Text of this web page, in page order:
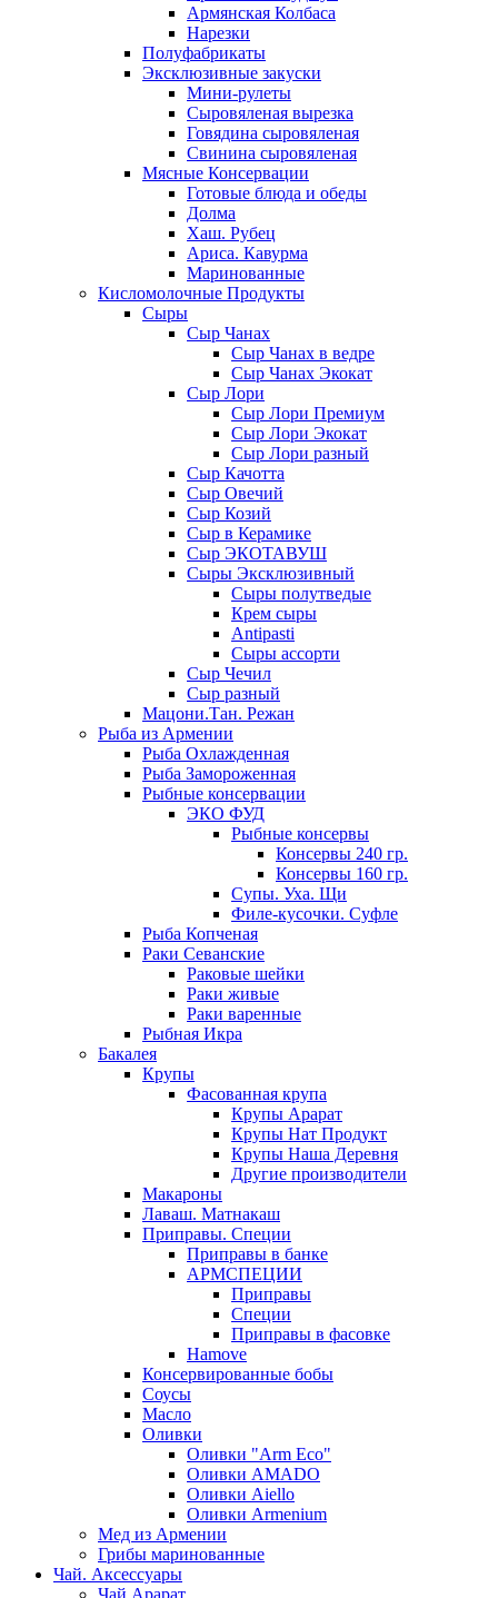
Армянская Колбаса
Нарезки
Полуфабрикаты
Эксклюзивные закуски
Мини-рулеты
Сыровяленая вырезка
Говядина сыровяленая
Свинина сыровяленая
Мясные Консервации
Готовые блюда и обеды
Долма
Хаш. Рубец
Ариса. Кавурма
Маринованные
Кисломолочные Продукты
Сыры
Сыр Чанах
Сыр Чанах в ведре
Сыр Чанах Экокат
Сыр Лори
Сыр Лори Премиум
Сыр Лори Экокат
Сыр Лори разный
Сыр Качотта
Сыр Овечий
Сыр Козий
Сыр в Керамике
Сыр ЭКОТАВУШ
Сыры Эксклюзивный
Сыры полутведые
Крем сыры
Antipasti
Сыры ассорти
Сыр Чечил
Сыр разный
Мацони.Тан. Режан
Рыба из Армении
Рыба Охлажденная
Рыба Замороженная
Рыбные консервации
ЭКО ФУД
Рыбные консервы
Консервы 240 гр.
Консервы 160 гр.
Супы. Уха. Щи
Филе-кусочки. Суфле
Рыба Копченая
Раки Севанские
Раковые шейки
Раки живые
Раки варенные
Рыбная Икра
Бакалея
Крупы
Фасованная крупа
Крупы Арарат
Крупы Нат Продукт
Крупы Наша Деревня
Другие производители
Макароны
Лаваш. Матнакаш
Приправы. Специи
Приправы в банке
АРМСПЕЦИИ
Приправы
Специи
Приправы в фасовке
Hamove
Консервированные бобы
Соусы
Масло
Оливки
Оливки "Arm Eco"
Оливки AMADO
Оливки Aiello
Оливки Armenium
Мед из Армении
Грибы маринованные
Чай. Аксессуары
Чай Арарат